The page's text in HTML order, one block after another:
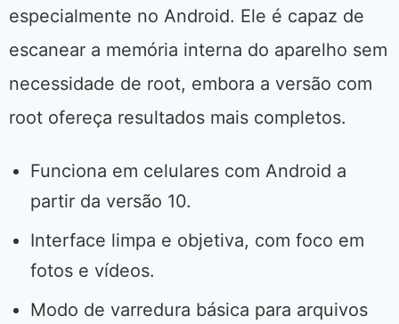
especialmente no Android. Ele é capaz de
escanear a memória interna do aparelho sem
necessidade de root, embora a versão com
root ofereça resultados mais completos.
Funciona em celulares com Android a
partir da versão 10.
Interface limpa e objetiva, com foco em
fotos e vídeos.
Modo de varredura básica para arquivos